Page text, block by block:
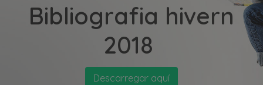
Bibliografia hivern
2018
Descarregar aquí